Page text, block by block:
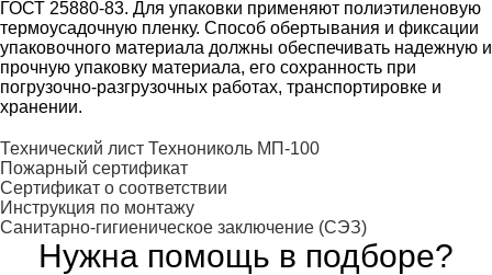
ГОСТ 25880-83. Для упаковки применяют полиэтиленовую
термоусадочную пленку. Способ обертывания и фиксации
упаковочного материала должны обеспечивать надежную и
прочную упаковку материала, его сохранность при
погрузочно-разгрузочных работах, транспортировке и
хранении.
Технический лист Технониколь МП-100
Пожарный сертификат
Сертификат о соответствии
Инструкция по монтажу
Санитарно-гигиеническое заключение (СЭЗ)
Нужна помощь в подборе?